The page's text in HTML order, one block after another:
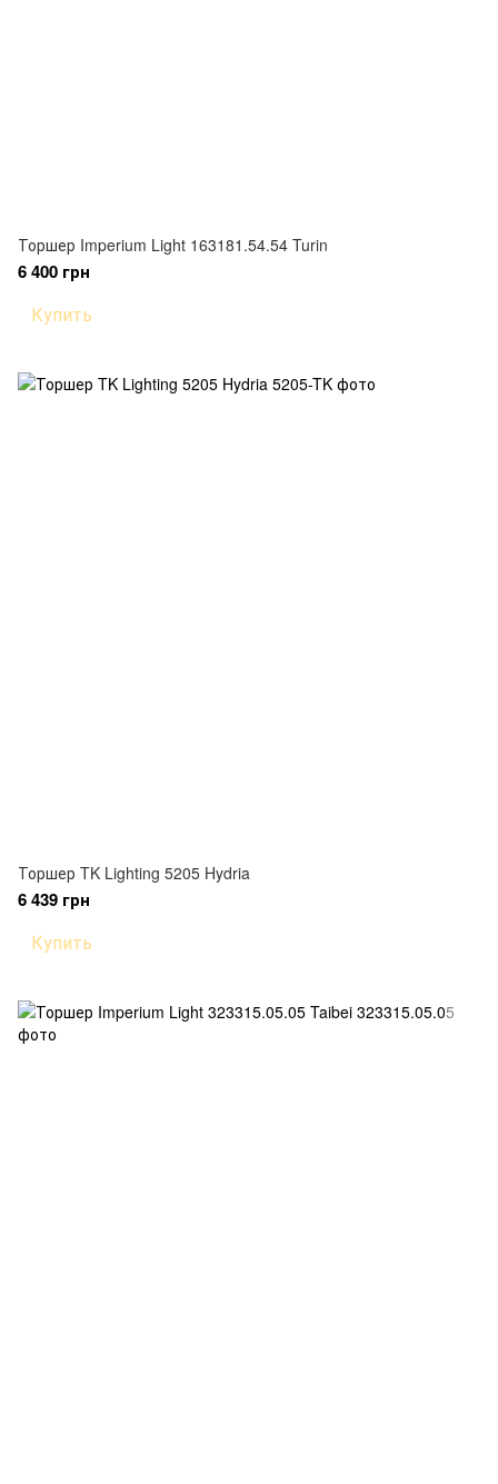
Торшер Imperium Light 163181.54.54 Turin
6 400 грн
Купить
Торшер TK Lighting 5205 Hydria
6 439 грн
Купить